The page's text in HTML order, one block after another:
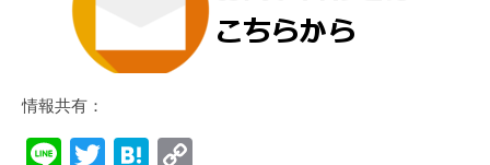
情報共有：
Li
T
H